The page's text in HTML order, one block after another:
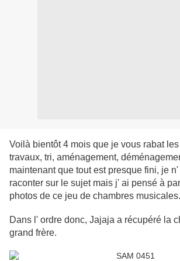
Voilà bientôt 4 mois que je vous rabat
travaux, tri, aménagement,
maintenant que tout est presque fini, je
raconter sur le sujet mais j' ai pensé à
photos de ce jeu de chambres musicales.
Dans l' ordre donc, Jajaja a récupéré la
grand frère.